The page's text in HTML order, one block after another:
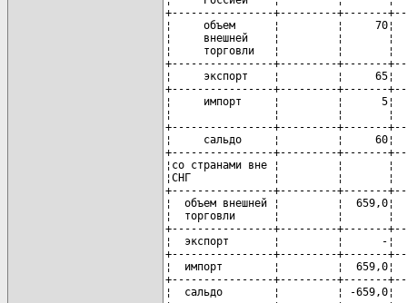
+----------------+---------+-------
¦     объем      ¦         ¦     70¦
¦     внешней    ¦         ¦       ¦
¦     торговли   ¦         ¦
+----------------+---------+-------
¦     экспорт    ¦         ¦
+----------------+---------+-------
¦     импорт     ¦         ¦      5¦
¦                ¦         ¦       ¦
+----------------+---------+-------
¦     сальдо     ¦         ¦
+----------------+---------+-------
¦со странами вне ¦         ¦
¦СНГ             ¦         ¦
+----------------+---------+-------
¦  объем внешней ¦         ¦  659,0¦
¦  торговли      ¦         ¦
+----------------+---------+-------
¦  экспорт       ¦         ¦      -
+----------------+---------+-------
¦  импорт        ¦         ¦  659,0¦
+----------------+---------+-------
¦  сальдо        ¦         ¦ -659,0¦